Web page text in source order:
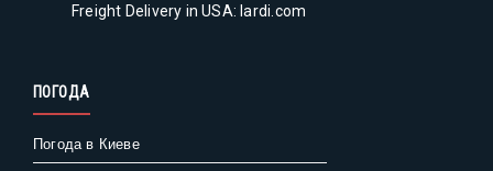
Freight Delivery in USA: lardi.com
ПОГОДА
Погода в Киеве